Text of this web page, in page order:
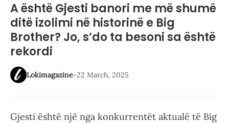
A është Gjesti banori me më shumë
ditë izolimi në historinë e Big
Brother? Jo, s’do ta besoni sa është
rekordi
Lokimagazine-22 March, 2025
Gjesti është një nga konkurrentët aktualë të Big